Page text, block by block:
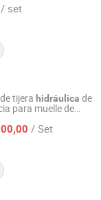
manejo de
/ set
tijera hidráulica de
para muelle de
/ Set